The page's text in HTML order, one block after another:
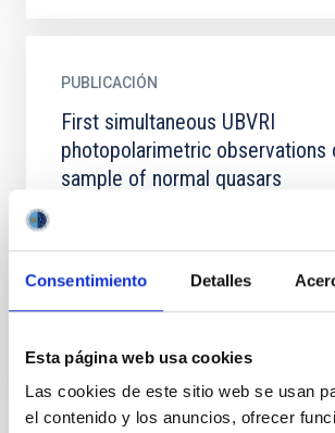
Consentimiento Detalles
Esta página web usa cookies
Las cookies de este sitio web se usan
el contenido y los anuncios, ofrecer
PUBLICACIÓN
First simultaneous UBVRI
photopolarimetric observations
sample of normal quasars
We present what we believe to be the
simultaneous UBVRI photopolarimetric
quasars...